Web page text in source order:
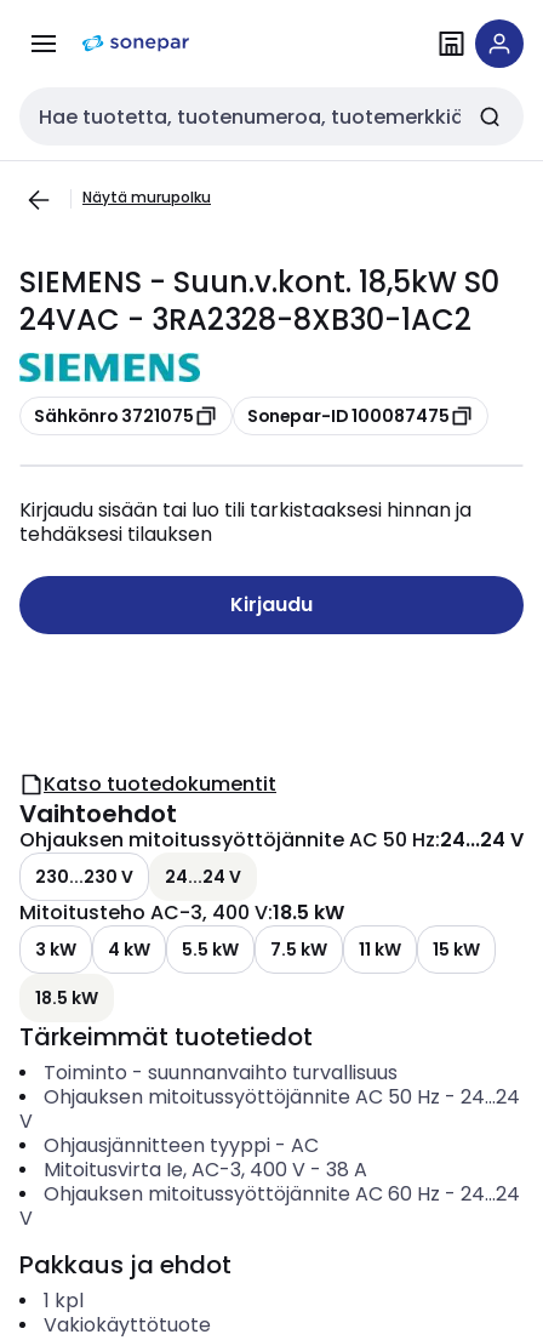
navigointiinsisältöön
Haku
Näytä murupolku
SIEMENS - Suun.v.kont. 18,5kW S0
24VAC - 3RA2328-8XB30-1AC2
Kopioi
Sähkönro 3721075 Kopioi
Sonepar-ID 100087475
Kirjaudu sisään tai luo tili tarkistaaksesi hinnan ja
tehdäksesi tilauksen
Kirjaudu
Katso tuotedokumentit
Vaihtoehdot
Ohjauksen mitoitussyöttöjännite AC 50 Hz:24...24 V
230...230 V 24...24 V
Mitoitusteho AC-3, 400 V:18.5 kW
3 kW 4 kW 5.5 kW 7.5 kW 11 kW
15 kW
18.5 kW
Tärkeimmät tuotetiedot
Toiminto - suunnanvaihto turvallisuus
Ohjauksen mitoitussyöttöjännite AC 50 Hz - 24...24
V
Ohjausjännitteen tyyppi- AC
Mitoitusvirta Ie, AC-3, 400 V- 38 A
Ohjauksen mitoitussyöttöjännite AC 60 Hz - 24...24
V
Pakkaus ja ehdot
1 kpl
Vakiokäyttötuote